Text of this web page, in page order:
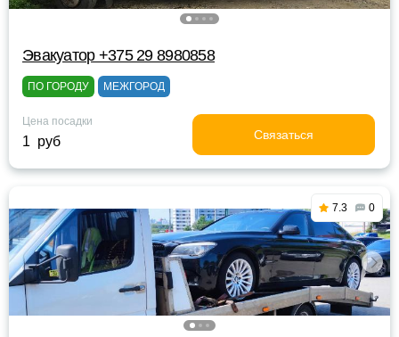
Эвакуатор +375 29 8980858
ПО ГОРОДУ МЕЖГОРОД
Цена посадки
1 руб Связаться
7.3 0